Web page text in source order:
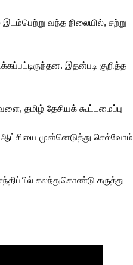
வந்த நிலையில், சற்று
இதன்படி குறித்த
தமிழ் தேசியக் கூட்டமைப்பு
முன்னெடுத்து செல்வோம்
கலந்துகொண்டு கருத்து